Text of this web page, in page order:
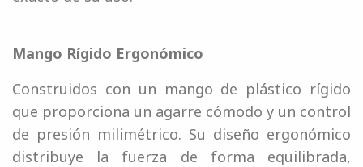
Mango Rígido Ergonómico
Construidos con un mango de plástico rígido
que proporciona un agarre cómodo y un control
de presión milimétrico. Su diseño ergonómico
distribuye la fuerza de forma equilibrada,